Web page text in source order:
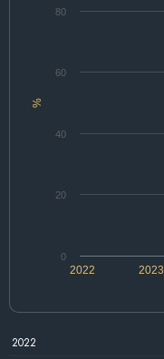
%
2022 2023
0
20
40
60
80
2022